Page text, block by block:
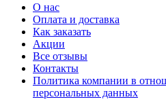
О нас
Оплата и доставка
Как заказать
Акции
Все отзывы
Контакты​
Политика компании в
персональных данных